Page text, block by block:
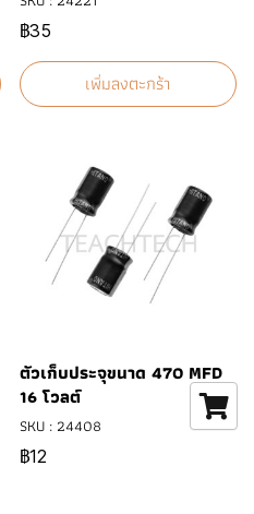
฿35
เพิ่มลงตะกร้า
ตัวเก็บประจุขนาด 470 MFD
16 โวลต์
SKU : 24408
฿12